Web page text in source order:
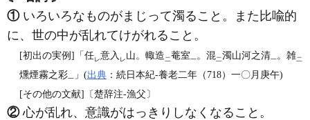
①いろいろなものがまじって濁ること。また比喩的
に、世の中が乱れてけがれること。
[初出の実例]「任レ意入 レ 山。輙造 二菴室一 。混 二濁山河之清一 。雑二
燻煙霧之彩一 」(出典 ：続日本紀‐養老二年（718）一〇月庚午)
[その他の文献]〔楚辞注‐漁父〕
②心が乱れ、意識がはっきりしなくなること。